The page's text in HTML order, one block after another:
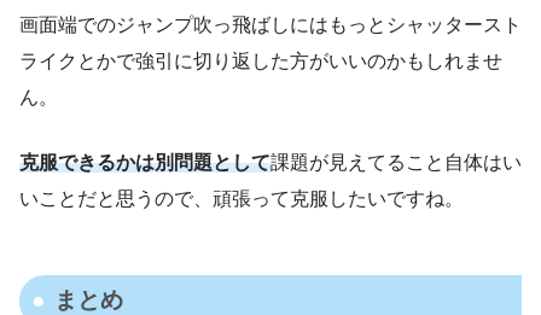
画面端でのジャンプ吹っ飛ばしにはもっとシャッタースト
ライクとかで強引に切り返した方がいいのかもしれませ
ん。
克服できるかは別問題として課題が見えてること自体はい
いことだと思うので、頑張って克服したいですね。
まとめ